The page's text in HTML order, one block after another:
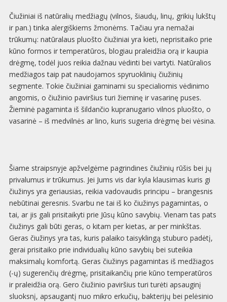
Čiužiniai iš natūralių medžiagų (vilnos, šiaudų, linų, grikių lukštų
ir pan.) tinka alergiškiems žmonėms. Tačiau yra nemažai
trūkumų: natūralaus pluošto čiužiniai yra kieti, neprisitaiko prie
kūno formos ir temperatūros, blogiau praleidžia orą ir kaupia
drėgmę, todėl juos reikia dažnau vėdinti bei vartyti. Natūralios
medžiagos taip pat naudojamos spyruoklinių čiužinių
segmente. Tokie čiužiniai gaminami su specialiomis vėdinimo
angomis, o čiužinio paviršius turi žieminę ir vasarinę puses.
Žieminė pagaminta iš šildančio kupranugario vilnos pluošto, o
vasarinė – iš medvilnės ar lino, kuris sugeria drėgmę bei vėsina.
Šiame straipsnyje apžvelgėme pagrindines čiužinių rūšis bei jų
privalumus ir trūkumus. Jei Jums vis dar kyla klausimas kuris gi
čiužinys yra geriausias, reikia vadovaudis principu – brangesnis
nebūtinai geresnis. Svarbu ne tai iš ko čiužinys pagamintas, o
tai, ar jis gali prisitaikyti prie Jūsų kūno savybių. Vienam tas pats
čiužinys gali būti geras, o kitam per kietas, ar per minkštas.
Geras čiužinys yra tas, kuris palaiko taisyklingą stuburo padėtį,
gerai prisitaiko prie individualių kūno savybių bei suteikia
maksimalų komfortą. Geras čiužinys pagamintas iš medžiagos
(-ų) sugerenčių drėgmę, prisitaikančių prie kūno temperatūros
ir praleidžia orą. Gero čiužinio paviršius turi turėti apsauginį
sluoksnį, apsaugantį nuo mikro erkučių, bakterijų bei pelėsinio